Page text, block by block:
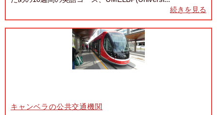
続きを見る
キャンベラの公共交通機関